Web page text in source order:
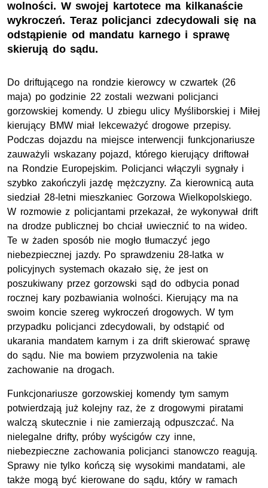
wolności. W swojej kartotece ma kilkanaście
wykroczeń. Teraz policjanci zdecydowali się na
odstąpienie od mandatu karnego i sprawę
skierują do sądu.
Do driftującego na rondzie kierowcy w czwartek (26
maja) po godzinie 22 zostali wezwani policjanci
gorzowskiej komendy. U zbiegu ulicy Myśliborskiej i Miłej
kierujący BMW miał lekceważyć drogowe przepisy.
Podczas dojazdu na miejsce interwencji funkcjonariusze
zauważyli wskazany pojazd, którego kierujący driftował
na Rondzie Europejskim. Policjanci włączyli sygnały i
szybko zakończyli jazdę mężczyzny. Za kierownicą auta
siedział 28-letni mieszkaniec Gorzowa Wielkopolskiego.
W rozmowie z policjantami przekazał, że wykonywał drift
na drodze publicznej bo chciał uwiecznić to na wideo.
Te w żaden sposób nie mogło tłumaczyć jego
niebezpiecznej jazdy. Po sprawdzeniu 28-latka w
policyjnych systemach okazało się, że jest on
poszukiwany przez gorzowski sąd do odbycia ponad
rocznej kary pozbawiania wolności. Kierujący ma na
swoim koncie szereg wykroczeń drogowych. W tym
przypadku policjanci zdecydowali, by odstąpić od
ukarania mandatem karnym i za drift skierować sprawę
do sądu. Nie ma bowiem przyzwolenia na takie
zachowanie na drogach.
Funkcjonariusze gorzowskiej komendy tym samym
potwierdzają już kolejny raz, że z drogowymi piratami
walczą skutecznie i nie zamierzają odpuszczać. Na
nielegalne drifty, próby wyścigów czy inne,
niebezpieczne zachowania policjanci stanowczo reagują.
Sprawy nie tylko kończą się wysokimi mandatami, ale
także mogą być kierowane do sądu, który w ramach